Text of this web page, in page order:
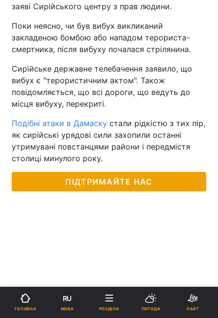
заяві Сирійського центру з прав людини.
Поки неясно, чи був вибух викликаний
закладеною бомбою або нападом терориста-
смертника, після вибуху почалася стрілянина.
Сирійське державне телебачення заявило, що
вибух є "терористичним актом". Також
повідомляється, що всі дороги, що ведуть до
місця вибуху, перекриті.
Подібні атаки в Дамаску стали рідкістю з тих пір,
як сирійські урядові сили захопили останні
утримувані повстанцями райони і передмістя
столиці минулого року.
ПІДТРИМАЙТЕ НАС
ГОЛОВНА
RU
МОВА РОЗДІЛИ ПОГОДА ЛАЙТ